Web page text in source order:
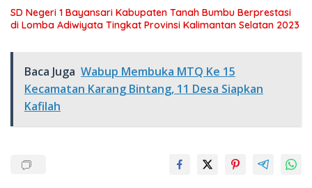
SD Negeri 1 Bayansari Kabupaten Tanah Bumbu Berprestasi
di Lomba Adiwiyata Tingkat Provinsi Kalimantan Selatan 2023
Baca Juga Wabup Membuka MTQ Ke 15
Kecamatan Karang Bintang, 11 Desa Siapkan
Kafilah